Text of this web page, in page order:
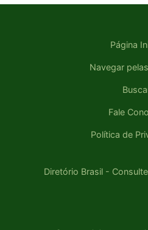
Página
Navegar
Fale
Política de
Diretório Brasil -